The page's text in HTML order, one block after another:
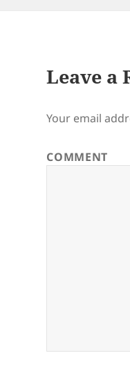
Leave a
Your email
COMMENT